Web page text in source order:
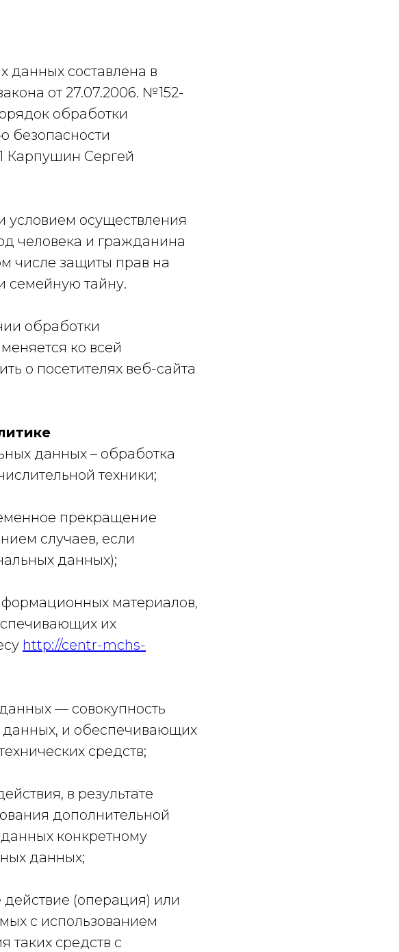
данных составлена в
от 27.07.2006. №152-
обработки
безопасности
Карпушин Сергей
условием осуществления
человека и гражданина
числе защиты прав на
семейную тайну.
обработки
ко всей
о посетителях веб-сайта
данных – обработка
техники;
прекращение
случаев, если
данных);
материалов,
их
http://centr-mchs-
— совокупность
и обеспечивающих
средств;
в результате
дополнительной
конкретному
данных;
(операция) или
с использованием
таких средств с